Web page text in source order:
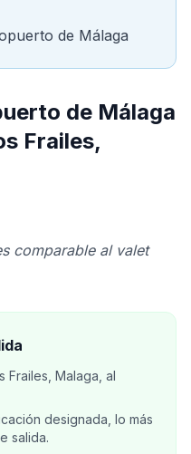
de Málaga
de Málaga
Frailes,
comparable al valet
Frailes, Malaga, al
designada, lo más
salida.